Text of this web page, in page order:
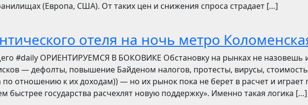
(Европа, США). От таких цен и снижения спроса страдает […]
отеля на ночь метро
#daily ОРИЕНТИРУЕМСЯ В БОКОВИКЕ Обстановку на рынках не назовешь
— дефолты, повышение Байденом налогов, протесты, вирусы, стоимость
отношению к их доходам)) — но их рынок пока не берет в расчет и играет
быстрее государства расчехлят новую поддержку». Именно такая логика […]